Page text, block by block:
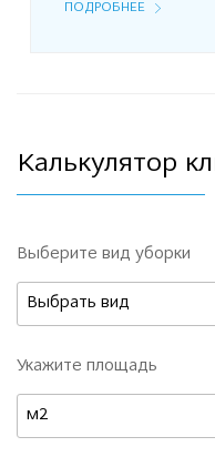
ПОДРОБНЕЕ
Калькулятор
Выберите вид уборки
Выбрать вид
Укажите площадь
м2